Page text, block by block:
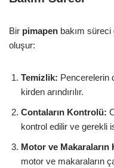
Bir pimapen bakım süreci
oluşur:
Temizlik: Pencerelerin
kirden arındırılır.
Contaların Kontrolü:
kontrol edilir ve gerekli
Motor ve Makaraların
motor ve makaraların